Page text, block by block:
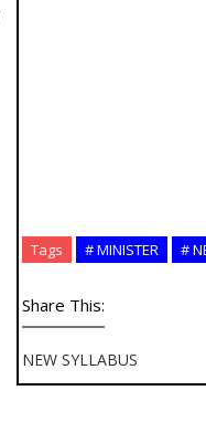
Tags # MINISTER #
Share This:
NEW SYLLABUS